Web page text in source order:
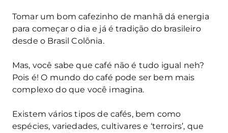
Tomar um bom cafezinho de manhã dá energia
para começar o dia e já é tradição do brasileiro
desde o Brasil Colônia.
Mas, você sabe que café não é tudo igual neh?
Pois é! O mundo do café pode ser bem mais
complexo do que você imagina.
Existem vários tipos de cafés, bem como
espécies, variedades, cultivares e ‘terroirs’, que